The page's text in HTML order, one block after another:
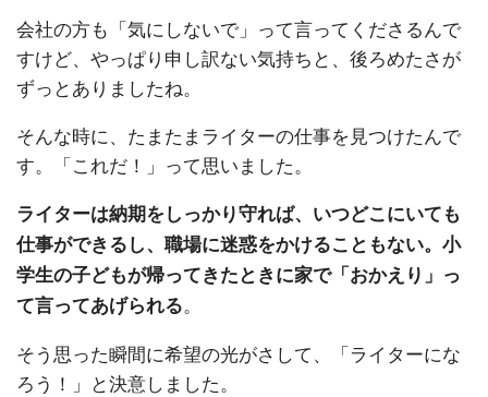
会社の方も「気にしないで」って言ってくださるんで
すけど、やっぱり申し訳ない気持ちと、後ろめたさが
ずっとありましたね。
そんな時に、たまたまライターの仕事を見つけたんで
す。「これだ！」って思いました。
ライターは納期をしっかり守れば、いつどこにいても
仕事ができるし、職場に迷惑をかけることもない。小
学生の子どもが帰ってきたときに家で「おかえり」っ
て言ってあげられる。
そう思った瞬間に希望の光がさして、「ライターにな
ろう！」と決意しました。